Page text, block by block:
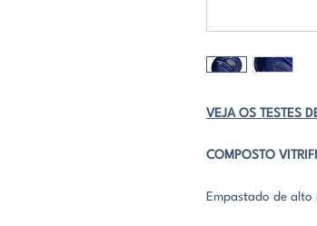
VEJA OS TESTES
COMPOSTO
Empastado de alto